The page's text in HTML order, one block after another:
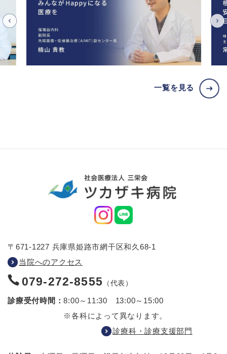
一覧を見る
〒671-1227 兵庫県姫路市網干区和久68-1
当院へのアクセス
079-272-8555 （代表）
診療受付時間：8:00～11:30 13:00～15:00
※各科によって異なります。
診療科・診療支援部門